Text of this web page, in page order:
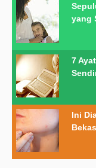
yang
7
Ini